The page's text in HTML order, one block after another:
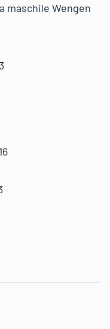
maschile Wengen